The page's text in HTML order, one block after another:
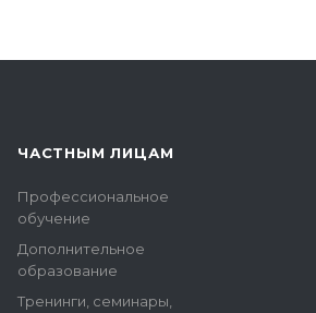
ЧАСТНЫМ ЛИЦАМ
Профессиональное
обучение
Дополнительное
образование
Тренинги, семинары,